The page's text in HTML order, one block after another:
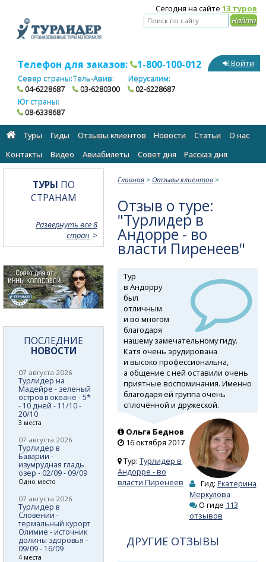
Сегодня на сайте 13 туров
Телефон для заказов: 1-800-100-012
Север страны:
04-6228687
Тель-Авив:
03-6280300
Иерусалим:
02-6228687
Юг страны:
08-6338687
Войти
Туры Гиды Отзывы клиентов Новости Статьи
О нас
Контакты
Видео Авиабилеты Cовет дня Рассказ дня
Главная > Отзывы клиентов >
Отзыв о туре:
"Турлидер в
Андорре - во
власти Пиренеев"
Тур
в Андорру
был
отличным
и во многом
благодаря
нашему замечательному гиду.
Катя очень эрудирована
и высоко профессиональна,
а общение с ней оставили очень
приятные воспоминания. Именно
благодаря ей группа очень
сплочённой и дружеской.
Ольга Беднов
16 октября 2017
Тур:Турлидер в
Андорре - во
власти Пиренеев
Гид: Екатерина
Меркулова
О гиде 113
отзывов
ДРУГИЕ ОТЗЫВЫ
ТУРЫ ПО
СТРАНАМ
Развернуть все 8
стран
ПОСЛЕДНИЕ
НОВОСТИ
07 августа 2026
Турлидер на
Мадейре - зеленый
остров в океане - 5*
- 10 дней - 11/10 -
20/10
3 места
07 августа 2026
Турлидер в
Баварии -
изумрудная гладь
озер - 02/09 - 09/09
Одно место
07 августа 2026
Турлидер в
Словении -
термальный курорт
Олимие - источник
долины здоровья -
09/09 - 16/09
4 места